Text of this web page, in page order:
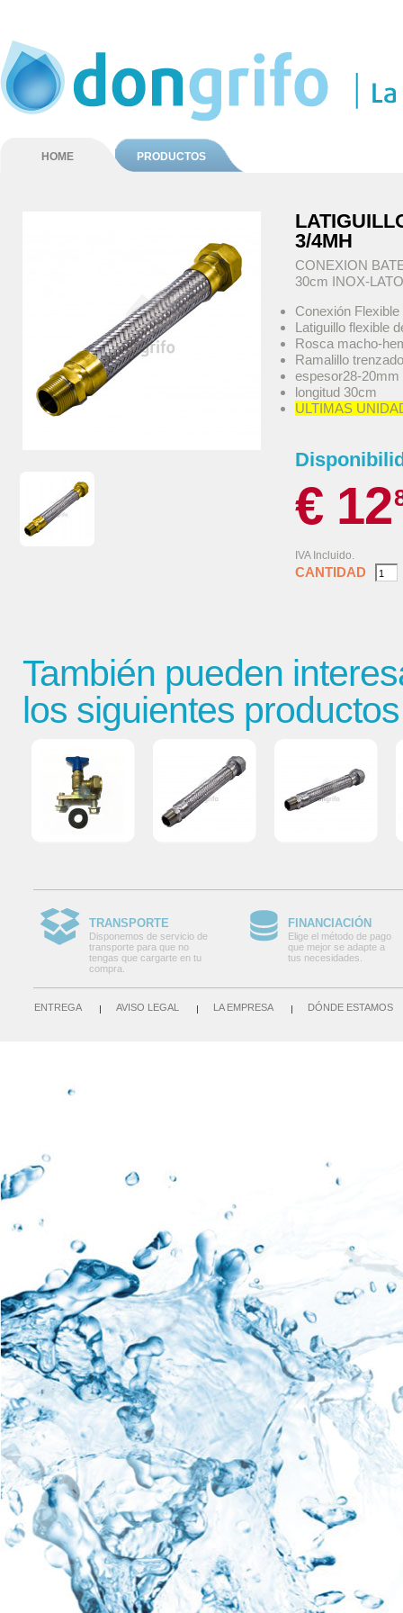
HOME PRODUCTOS
3/4MH
CONEXION
30cm INOX-
Conexión
Latiguillo flexible
Rosca macho-
Ramalillo
espesor28-20mm
longitud 30cm
ULTIMAS
€ 12
IVA Incluido.
CANTIDAD
También pueden
los siguientes productos
TRANSPORTE
Disponemos de servicio de
transporte para que no
tengas que cargarte en tu
compra.
FINANCIACIÓN
Elige el método de pago
que mejor se adapte a
tus necesidades.
ENTREGA AVISO LEGAL LA EMPRESA DÓNDE ESTAMOS